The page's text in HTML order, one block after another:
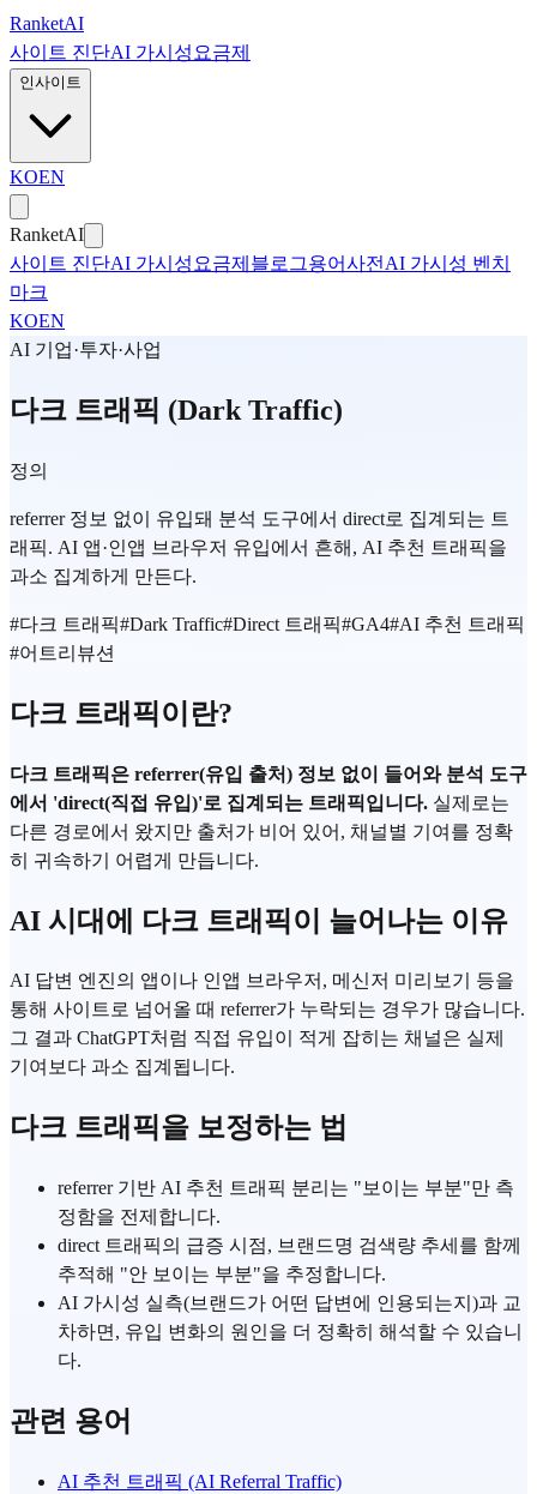
본문으로 건너뛰기
RanketAI
사이트 진단AI 가시성 요금제
인사이트
KOEN
RanketAI
사이트 진단AI 가시성 요금제 블로그용어사전 AI 가시성 벤치
마크
KOEN
AI 기업·투자·사업
다크 트래픽 (Dark Traffic)
정의
referrer 정보 없이 유입돼 분석 도구에서 direct로 집계되는 트
래픽. AI 앱·인앱 브라우저 유입에서 흔해, AI 추천 트래픽을
과소 집계하게 만든다.
#다크 트래픽#Dark Traffic#Direct 트래픽#GA4#AI 추천 트래픽
#어트리뷰션
다크 트래픽이란?
다크 트래픽은 referrer(유입 출처) 정보 없이 들어와 분석 도구
에서 'direct(직접 유입)'로 집계되는 트래픽입니다. 실제로는
다른 경로에서 왔지만 출처가 비어 있어, 채널별 기여를 정확
히 귀속하기 어렵게 만듭니다.
AI 시대에 다크 트래픽이 늘어나는 이유
AI 답변 엔진의 앱이나 인앱 브라우저, 메신저 미리보기 등을
통해 사이트로 넘어올 때 referrer가 누락되는 경우가 많습니다.
그 결과 ChatGPT처럼 직접 유입이 적게 잡히는 채널은 실제
기여보다 과소 집계됩니다.
다크 트래픽을 보정하는 법
referrer 기반 AI 추천 트래픽 분리는 "보이는 부분"만 측
정함을 전제합니다.
direct 트래픽의 급증 시점, 브랜드명 검색량 추세를 함께
추적해 "안 보이는 부분"을 추정합니다.
AI 가시성 실측(브랜드가 어떤 답변에 인용되는지)과 교
차하면, 유입 변화의 원인을 더 정확히 해석할 수 있습니
다.
관련 용어
AI 추천 트래픽 (AI Referral Traffic)